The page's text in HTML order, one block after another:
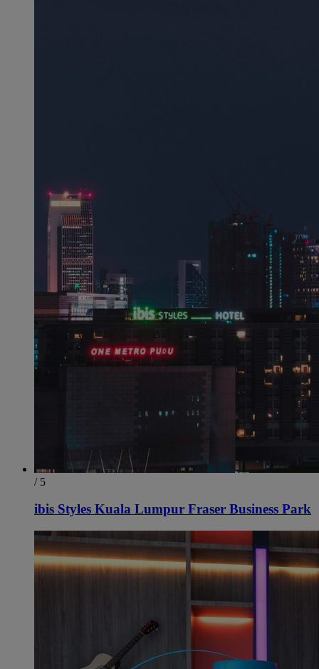
/ 5
ibis Styles Kuala Lumpur Fraser Business Park